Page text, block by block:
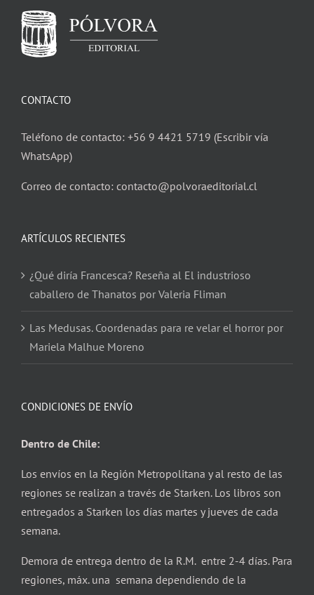
CONTACTO
Teléfono de contacto: +56 9 4421 5719 (Escribir vía
WhatsApp)
Correo de contacto: contacto@polvoraeditorial.cl
ARTÍCULOS RECIENTES
¿Qué diría Francesca? Reseña al El industrioso
caballero de Thanatos por Valeria Fliman
Las Medusas. Coordenadas para re velar el horror por
Mariela Malhue Moreno
CONDICIONES DE ENVÍO
Dentro de Chile:
Los envíos en la Región Metropolitana y al resto de las
regiones se realizan a través de Starken. Los libros son
entregados a Starken los días martes y jueves de cada
semana.
Demora de entrega dentro de la R.M. entre 2-4 días. Para
regiones, máx. una semana dependiendo de la